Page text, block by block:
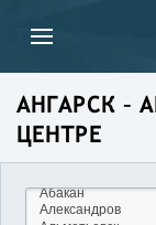
АНГАРСК –
ЦЕНТРЕ